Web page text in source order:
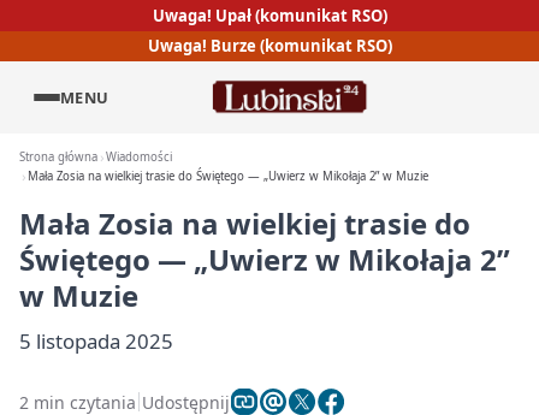
Uwaga! Upał (komunikat RSO)
Uwaga! Burze (komunikat RSO)
MENU
Strona główna Wiadomości
Mała Zosia na wielkiej trasie do Świętego — „Uwierz w Mikołaja 2” w Muzie
Mała Zosia na wielkiej trasie do
Świętego — „Uwierz w Mikołaja 2”
w Muzie
5 listopada 2025
2 min czytania Udostępnij